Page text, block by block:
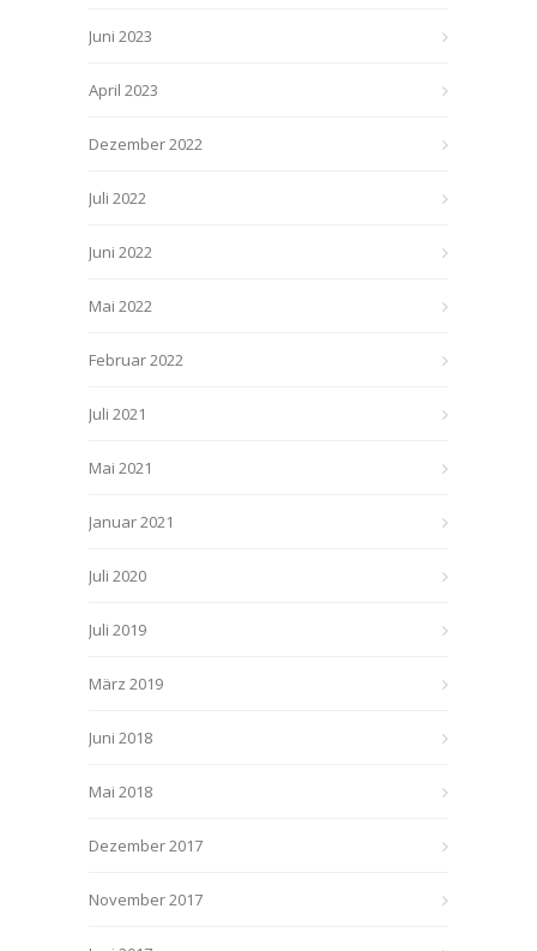
Juni 2023
April 2023
Dezember 2022
Juli 2022
Juni 2022
Mai 2022
Februar 2022
Juli 2021
Mai 2021
Januar 2021
Juli 2020
Juli 2019
März 2019
Juni 2018
Mai 2018
Dezember 2017
November 2017